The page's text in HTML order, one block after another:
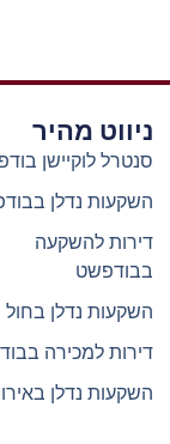
ניווט מהיר
סנטרל לוקיישן
השקעות נדלן
דירות להשקעה
בבודפשט
השקעות נדלן בחול
דירות למכירה
השקעות נדלן